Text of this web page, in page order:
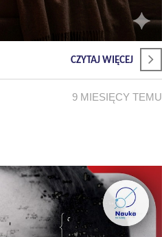
CZYTAJ WIĘCEJ
9 MIESIĘCY TEMU